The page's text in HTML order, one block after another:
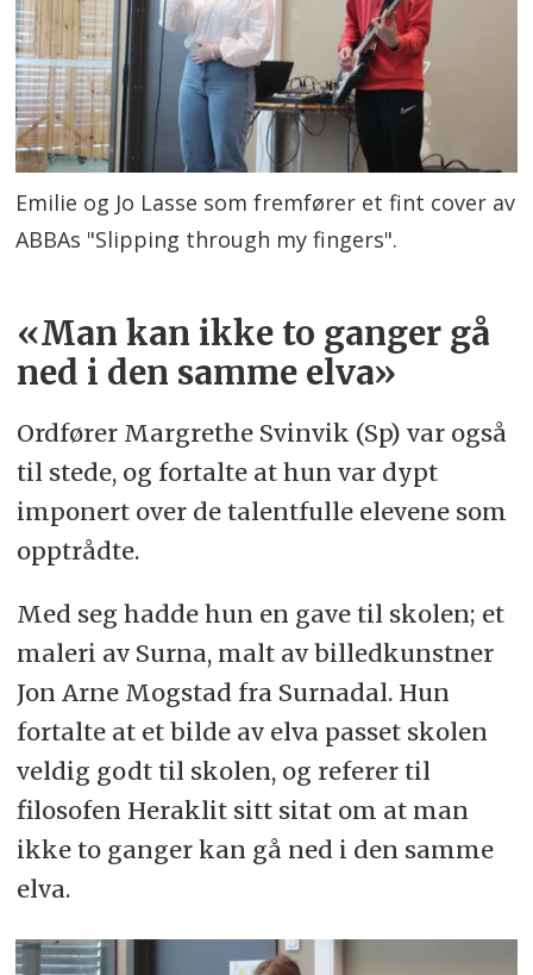
Emilie og Jo Lasse som fremfører et fint cover av
ABBAs "Slipping through my fingers".
«Man kan ikke to ganger gå
ned i den samme elva»
Ordfører Margrethe Svinvik (Sp) var også
til stede, og fortalte at hun var dypt
imponert over de talentfulle elevene som
opptrådte.
Med seg hadde hun en gave til skolen; et
maleri av Surna, malt av billedkunstner
Jon Arne Mogstad fra Surnadal. Hun
fortalte at et bilde av elva passet skolen
veldig godt til skolen, og referer til
filosofen Heraklit sitt sitat om at man
ikke to ganger kan gå ned i den samme
elva.